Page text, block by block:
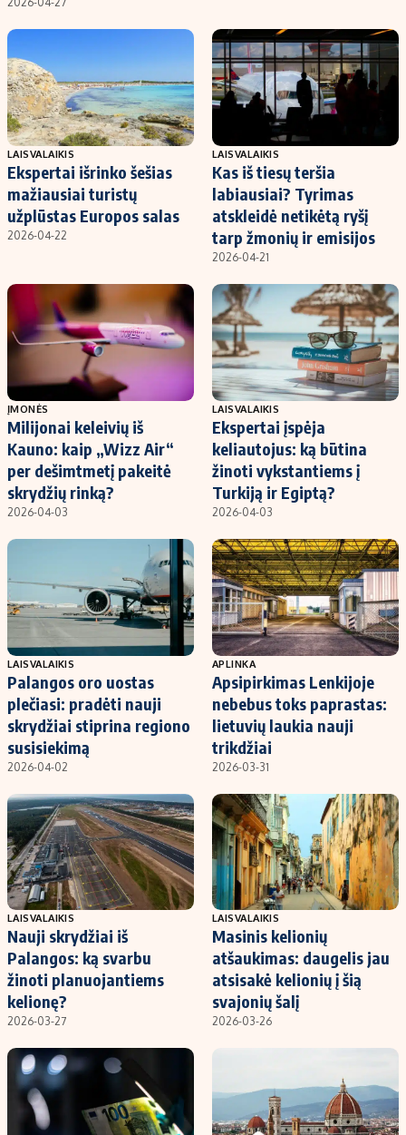
LAISVALAIKIS
Ekspertai išrinko šešias
mažiausiai turistų
užplūstas Europos salas
2026-04-22
LAISVALAIKIS
Kas iš tiesų teršia
labiausiai? Tyrimas
atskleidė netikėtą ryšį
tarp žmonių ir emisijos
2026-04-21
ĮMONĖS
Milijonai keleivių iš
Kauno: kaip „Wizz Air“
per dešimtmetį pakeitė
skrydžių rinką?
2026-04-03
LAISVALAIKIS
Ekspertai įspėja
keliautojus: ką būtina
žinoti vykstantiems į
Turkiją ir Egiptą?
2026-04-03
LAISVALAIKIS
Palangos oro uostas
plečiasi: pradėti nauji
skrydžiai stiprina regiono
susisiekimą
2026-04-02
APLINKA
Apsipirkimas Lenkijoje
nebebus toks paprastas:
lietuvių laukia nauji
trikdžiai
2026-03-31
LAISVALAIKIS
Nauji skrydžiai iš
Palangos: ką svarbu
žinoti planuojantiems
kelionę?
2026-03-27
LAISVALAIKIS
Masinis kelionių
atšaukimas: daugelis jau
atsisakė kelionių į šią
svajonių šalį
2026-03-26